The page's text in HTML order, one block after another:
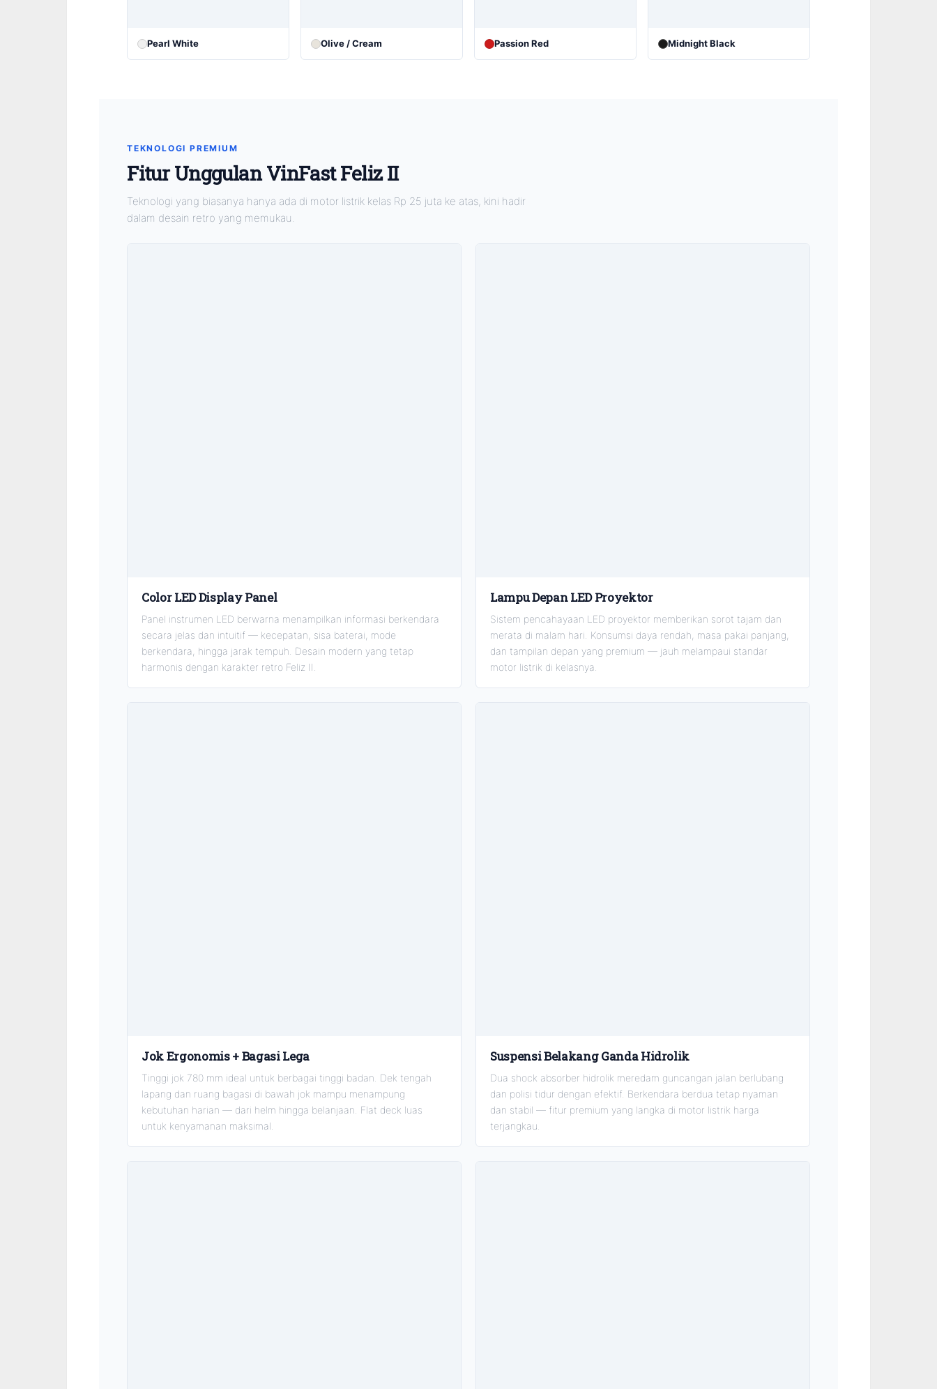
Pearl White Olive / Cream Passion Red Midnight Black
TEKNOLOGI PREMIUM
Fitur Unggulan VinFast Feliz II
Teknologi yang biasanya hanya ada di motor listrik kelas Rp 25 juta ke atas, kini hadir
dalam desain retro yang memukau.
Color LED Display Panel
Panel instrumen LED berwarna menampilkan informasi berkendara
secara jelas dan intuitif — kecepatan, sisa baterai, mode
berkendara, hingga jarak tempuh. Desain modern yang tetap
harmonis dengan karakter retro Feliz II.
Lampu Depan LED Proyektor
Sistem pencahayaan LED proyektor memberikan sorot tajam dan
merata di malam hari. Konsumsi daya rendah, masa pakai panjang,
dan tampilan depan yang premium — jauh melampaui standar
motor listrik di kelasnya.
Jok Ergonomis + Bagasi Lega
Tinggi jok 780 mm ideal untuk berbagai tinggi badan. Dek tengah
lapang dan ruang bagasi di bawah jok mampu menampung
kebutuhan harian — dari helm hingga belanjaan. Flat deck luas
untuk kenyamanan maksimal.
Suspensi Belakang Ganda Hidrolik
Dua shock absorber hidrolik meredam guncangan jalan berlubang
dan polisi tidur dengan efektif. Berkendara berdua tetap nyaman
dan stabil — fitur premium yang langka di motor listrik harga
terjangkau.